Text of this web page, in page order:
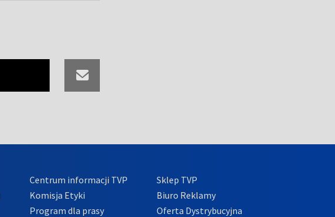
Centrum informacji TVP
Komisja Etyki
Program dla prasy
Sklep TVP
Biuro Reklamy
Oferta Dystrybucyjna